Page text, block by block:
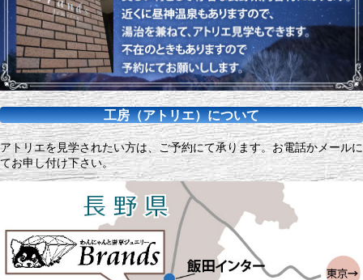
工房（アトリエ）について
アトリエを見学されたい方は、ご予約にて承ります。お電話かメールに
てお申し付け下さい。